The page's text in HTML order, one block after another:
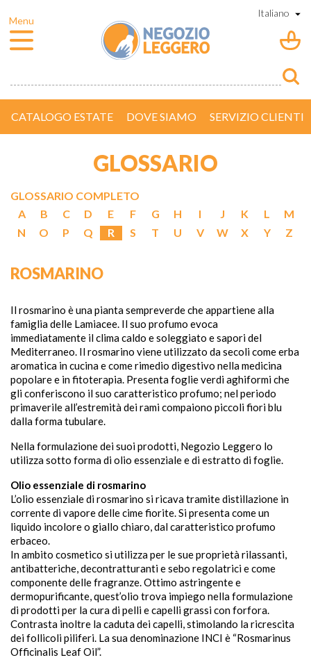

CATALOGO ESTATE DOVE SIAMO SERVIZIO CLIENTI
GLOSSARIO
GLOSSARIO COMPLETO
A
B C D E F G H I J K L
M
N
O P Q R S T U V W X Y Z
ROSMARINO
Il rosmarino è una pianta sempreverde che appartiene alla
famiglia delle Lamiacee. Il suo profumo evoca
immediatamente il clima caldo e soleggiato e sapori del
Mediterraneo. Il rosmarino viene utilizzato da secoli come erba
aromatica in cucina e come rimedio digestivo nella medicina
popolare e in fitoterapia. Presenta foglie verdi aghiformi che
gli conferiscono il suo caratteristico profumo; nel periodo
primaverile all’estremità dei rami compaiono piccoli fiori blu
dalla forma tubulare.
Nella formulazione dei suoi prodotti, Negozio Leggero lo
utilizza sotto forma di olio essenziale e di estratto di foglie.
Olio essenziale di rosmarino
L’olio essenziale di rosmarino si ricava tramite distillazione in
corrente di vapore delle cime fiorite. Si presenta come un
liquido incolore o giallo chiaro, dal caratteristico profumo
erbaceo.
In ambito cosmetico si utilizza per le sue proprietà rilassanti,
antibatteriche, decontratturanti e sebo regolatrici e come
componente delle fragranze. Ottimo astringente e
dermopurificante, quest’olio trova impiego nella formulazione
di prodotti per la cura di pelli e capelli grassi con forfora.
Contrasta inoltre la caduta dei capelli, stimolando la ricrescita
dei follicoli piliferi. La sua denominazione INCI è “Rosmarinus
Officinalis Leaf Oil”.